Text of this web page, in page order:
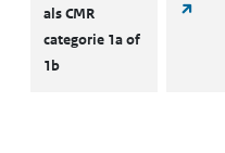
als CMR
categorie 1a of
1b